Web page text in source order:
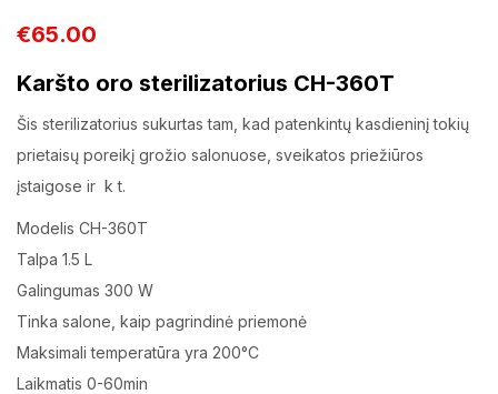
€65.00
Karšto oro sterilizatorius CH-360T
Šis sterilizatorius sukurtas tam, kad patenkintų kasdieninį tokių
prietaisų poreikį grožio salonuose, sveikatos priežiūros
įstaigose ir k t.
Modelis CH-360T
Talpa 1.5 L
Galingumas 300 W
Tinka salone, kaip pagrindinė priemonė
Maksimali temperatūra yra 200°C
Laikmatis 0-60min
Registracija